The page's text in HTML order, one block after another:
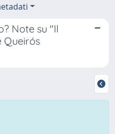
Note su "Il
Queirós